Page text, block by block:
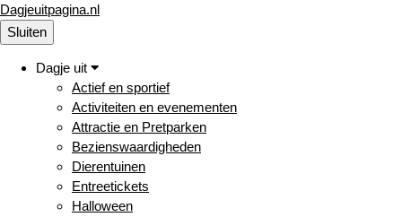
Dagjeuitpagina.nl
Sluiten
Dagje uit
Actief en sportief
Activiteiten en evenementen
Attractie en Pretparken
Bezienswaardigheden
Dierentuinen
Entreetickets
Halloween